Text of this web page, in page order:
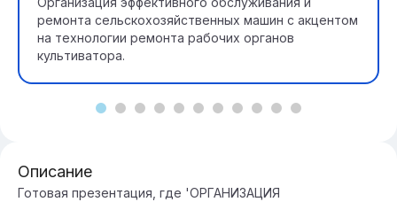
ремонта сельскохозяйственных машин с акцентом
на технологии ремонта рабочих органов
культиватора.
Описание
Готовая презентация, где 'ОРГАНИЗАЦИЯ